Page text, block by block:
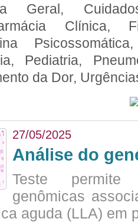
Geral,
Clínica,
Pediatria,
da Dor,
27/05/2025
Análise do
Teste permite
genômicas
aguda (LLA) em